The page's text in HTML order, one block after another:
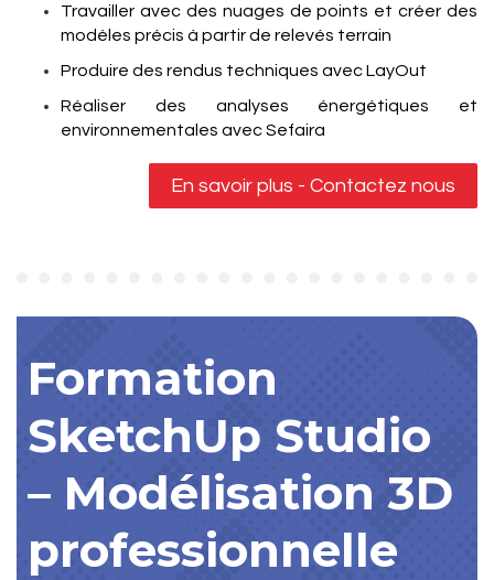
Travailler avec des nuages de points et créer des
modèles précis à partir de relevés terrain
Produire des rendus techniques avec LayOut
Réaliser des analyses énergétiques et
environnementales avec Sefaira
En savoir plus - Contactez nous
Formation
SketchUp Studio
– Modélisation 3D
professionnelle